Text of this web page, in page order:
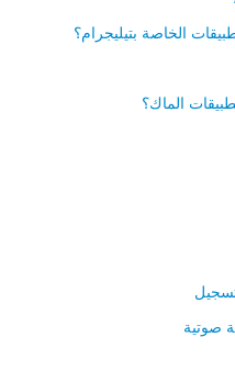
الخاصة بتيليجرام؟
الماك؟
صوتية